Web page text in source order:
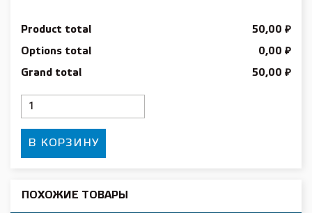
Product total 50,00 ₽
Options total 0,00 ₽
Grand total 50,00 ₽
Количество
Поздравление
В КОРЗИНУ
ПОХОЖИЕ ТОВАРЫ